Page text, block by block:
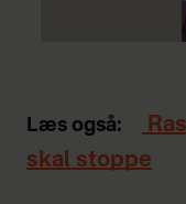
Læs også:
skal stoppe